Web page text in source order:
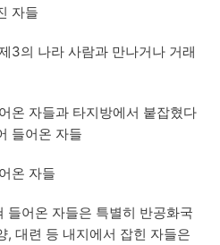
자들
3의 나라 사람과 만나거나 거래
온 자들과 타지방에서 붙잡혔다
들어온 자들
온 자들
들어온 자들은 특별히 반공화국
, 대련 등 내지에서 잡힌 자들은